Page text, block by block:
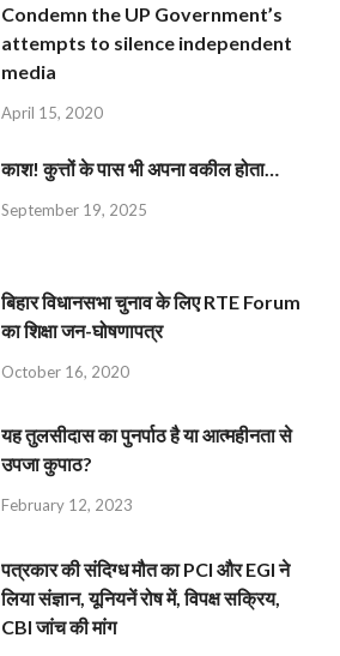
Condemn the UP Government’s
attempts to silence independent
media
April 15, 2020
काश! कुत्तों के पास भी अपना वकील होता…
September 19, 2025
बिहार विधानसभा चुनाव के लिए RTE Forum
का शिक्षा जन-घोषणापत्र
October 16, 2020
यह तुलसीदास का पुनर्पाठ है या आत्महीनता से
उपजा कुपाठ?
February 12, 2023
पत्रकार की संदिग्ध मौत का PCI और EGI ने
लिया संज्ञान, यूनियनें रोष में, विपक्ष सक्रिय,
CBI जांच की मांग